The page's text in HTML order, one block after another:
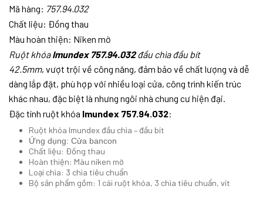
Mã hàng: 757.94.032
Chất liệu: Đồng thau
Màu hoàn thiện: Niken mờ
Ruột khóaImundex 757.94.032đầu chìa đầu bít
42.5mm, vượt trội về công năng, đảm bảo về chất lượng và dễ
dàng lắp đặt, phù hợp với nhiều loại cửa, công trình kiến trúc
khác nhau, đặc biệt là nhưng ngôi nhà chung cư hiện đại.
Đặc tính ruột khóa Imundex 757.94.032:
Ruột khóa Imundex đầu chìa – đầu bít
Ứng dụng: Cửa bancon
Chất liệu: Đồng thau
Hoàn thiện: Màu niken mờ
Loại chìa: 3 chìa tiêu chuẩn
Bộ sản phẩm gồm: 1 cái ruột khóa, 3 chìa tiêu chuẩn, vít